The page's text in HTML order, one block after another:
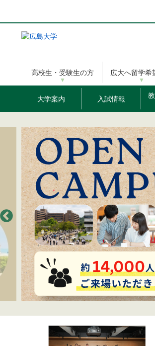
高校生・受験生の方 広大へ留学希
大学案内 入試情報